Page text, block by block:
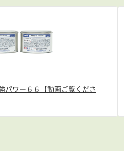
ワー６６【動画ご覧くださ